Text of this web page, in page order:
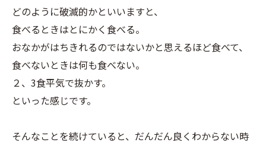
どのように破滅的かといいますと、
食べるときはとにかく食べる。
おなかがはちきれるのではないかと思えるほど食べて、
食べないときは何も食べない。
２、3食平気で抜かす。
といった感じです。
そんなことを続けていると、だんだん良くわからない時